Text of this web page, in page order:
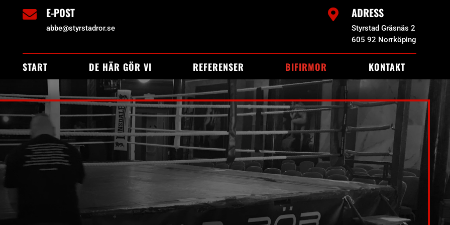
 E-POST
abbe@styrstadror.se
 ADRESS
Styrstad Gräsnäs 2
605 92 Norrköping
START DE HÄR GÖR VI REFERENSER BIFIRMOR KONTAKT